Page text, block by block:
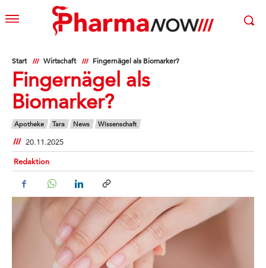
Start Wirtschaft Fingernägel als Biomarker?
Fingernägel als
Biomarker?
Apotheke Tara News Wissenschaft
20.11.2025
Redaktion